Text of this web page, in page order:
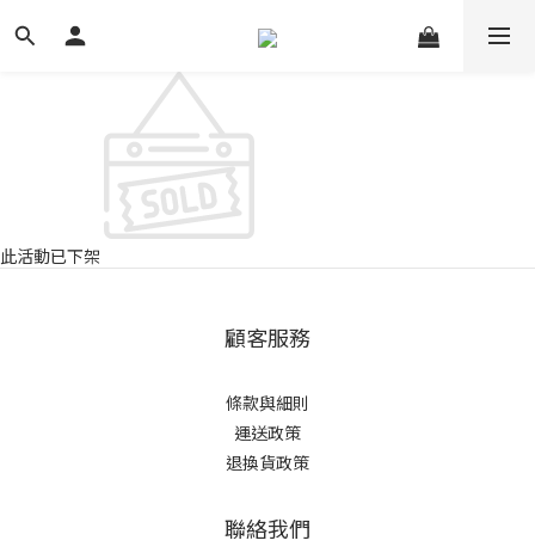
此活動已下架
顧客服務
條款與細則
運送政策
退換貨政策
聯絡我們